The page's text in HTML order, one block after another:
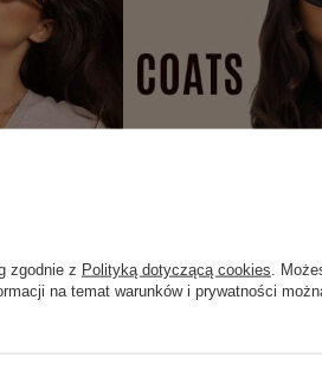
zgodnie z Polityką dotyczącą cookies .
na temat warunków i prywatności